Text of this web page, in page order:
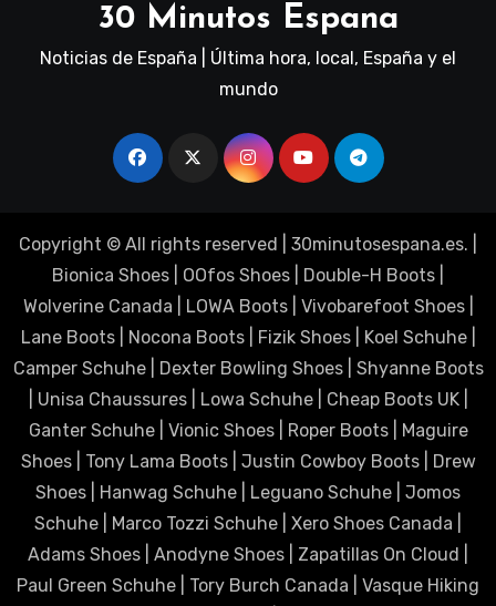
30 Minutos Espana
Noticias de España | Última hora, local, España y el
mundo
Copyright © All rights reserved 30minutosespana.es. |
Bionica Shoes
OOfos Shoes Double-H Boots
Wolverine Canada
LOWA Boots| Vivobarefoot Shoes|
Lane Boots| Nocona Boots| Fizik Shoes| Koel Schuhe|
Camper Schuhe| Dexter Bowling Shoes| Shyanne Boots
Unisa Chaussures| Lowa Schuhe| Cheap Boots UK
Ganter Schuhe
Vionic Shoes| Roper Boots| Maguire
Shoes| Tony Lama Boots| Justin Cowboy Boots| Drew
Shoes
Hanwag Schuhe Leguano Schuhe
Jomos
Schuhe
Marco Tozzi Schuhe Xero Shoes Canada
Adams Shoes
Anodyne Shoes Zapatillas On Cloud
Paul Green Schuhe
Tory Burch Canada
Vasque Hiking